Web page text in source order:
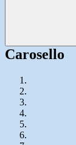
Carosello